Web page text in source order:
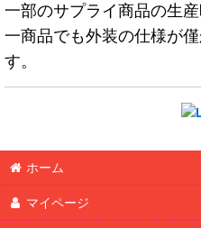
一部のサプライ商品の生
一商品でも外装の仕様が
す。
ホーム
マイページ